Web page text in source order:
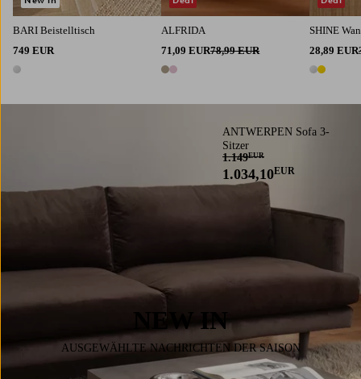
BARI Beistelltisch
749 EUR
1 Farbe
ALFRIDA
71,09 EUR78,99 EUR
2 Farben
SHINE
28,89 EUR
2 Farben
ANTWERPEN Sofa 3-
Sitzer
1.149EUR
1.034,10EUR
NEW IN
AUSGEWÄHLTE NACHRICHTEN DER SAISON